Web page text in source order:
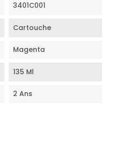
3401C001
Cartouche
Magenta
135 Ml
2 Ans